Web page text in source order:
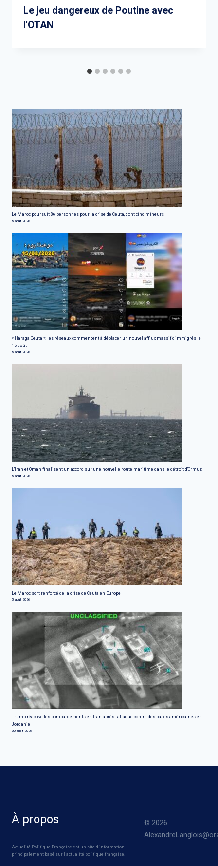
Le jeu dangereux de Poutine avec
l'OTAN
Le Maroc poursuit 86 personnes pour la crise de Ceuta, dont cinq mineurs
5 août 2026
« Haraga Ceuta »: les réseaux commencent à déplacer un nouvel afflux massif d'immigrés le
15 août
5 août 2026
L'Iran et Oman finalisent un accord sur une nouvelle route maritime dans le détroit d'Ormuz
5 août 2026
Le Maroc sort renforcé de la crise de Ceuta en Europe
5 août 2026
Trump réactive les bombardements en Iran après l'attaque contre des bases américaines en
Jordanie
30 juillet 2026
À propos
Actualité Politique Française est un site d’information
principalement basé sur l’actualité politique française.
© 2026